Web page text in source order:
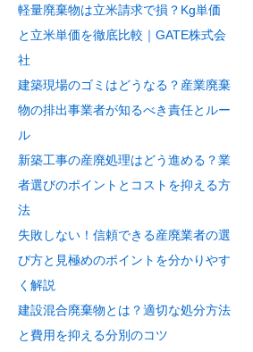
軽量廃棄物は立米請求で損？Kg単価
と立米単価を徹底比較｜GATE株式会
社
建築現場のゴミはどうなる？産業廃棄
物の排出事業者が知るべき責任とルー
ル
新築工事の産廃処理はどう進める？業
者選びのポイントとコストを抑える方
法
失敗しない！信頼できる産廃業者の選
び方と見極めのポイントを分かりやす
く解説
建設混合廃棄物とは？適切な処分方法
と費用を抑える分別のコツ